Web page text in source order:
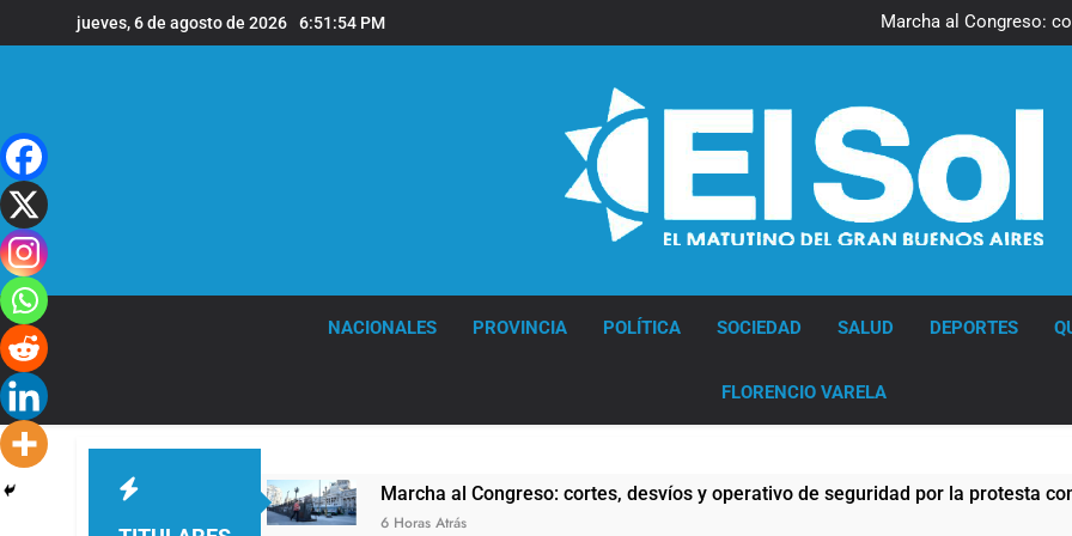
al
jueves, 6 de agosto de 2026 6:51:56 PM
Marcha al Congreso:
Tormentas severas y fuertes
Marcha al Congreso:
Tormentas severas y
Senado debate el
NACIONALES PROVINCIA POLÍTICA SOCIEDAD SALUD DEPORTES
FLORENCIO VARELA
Marcha al Congreso: cortes, desvíos y operativo de seguridad por la protesta contra la reforma de
6 Horas Atrás